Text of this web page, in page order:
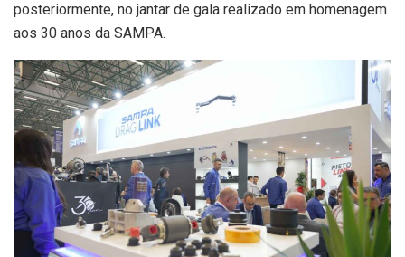
posteriormente, no jantar de gala realizado em homenagem
aos 30 anos da SAMPA.